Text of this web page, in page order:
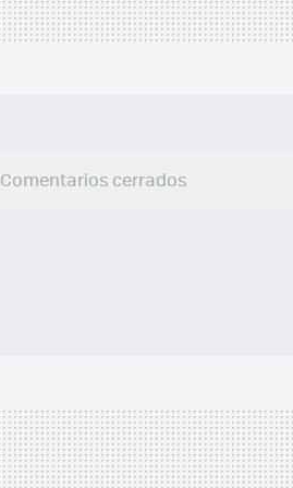
Comentarios cerrados